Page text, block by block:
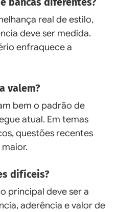
real de estilo,
deve ser medida.
enfraquece a
valem?
bem o padrão de
atual. Em temas
questões recentes
difíceis?
principal deve ser a
aderência e valor de